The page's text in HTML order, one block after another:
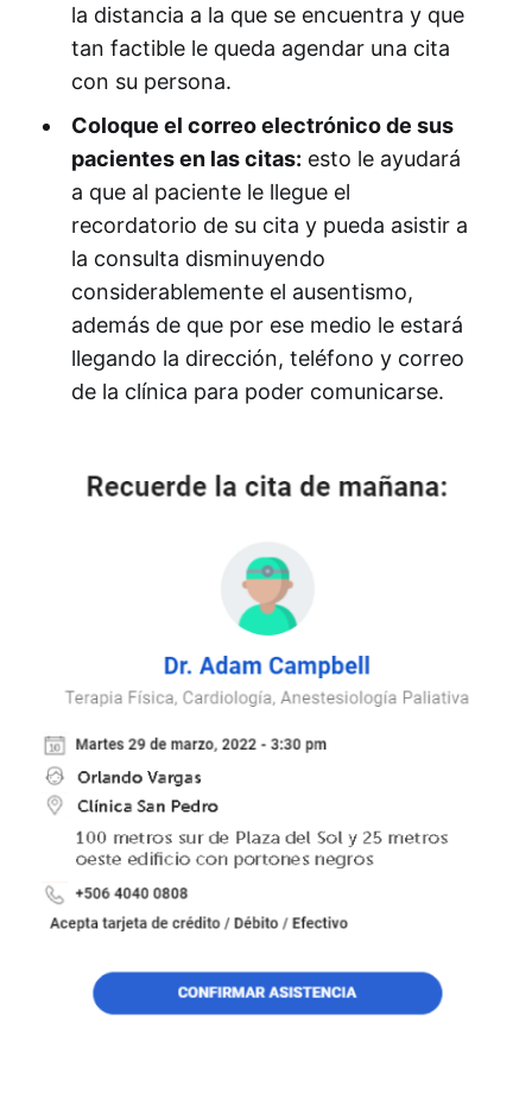
la distancia a la que se encuentra y que
tan factible le queda agendar una cita
con su persona.
Coloque el correo electrónico de sus
pacientes en las citas: esto le ayudará
a que al paciente le llegue el
recordatorio de su cita y pueda asistir a
la consulta disminuyendo
considerablemente el ausentismo,
además de que por ese medio le estará
llegando la dirección, teléfono y correo
de la clínica para poder comunicarse.